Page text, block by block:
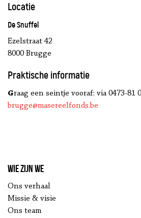
Locatie
De Snuffel
Ezelstraat 42
8000 Brugge
Praktische informatie
Graag een seintje vooraf: via 0473-81
brugge@masereelfonds.be
Wie zijn we
Ons verhaal
Missie & visie
Ons team